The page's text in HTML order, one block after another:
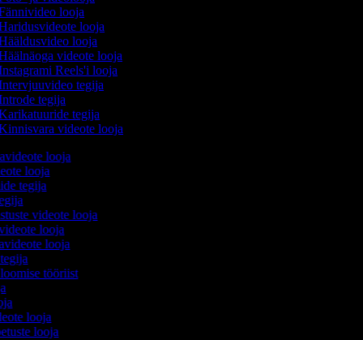
looja
looja
looja
videote looja
Reels'i looja
tegija
tegija
tegija
videote looja
looja
looja
tegija
videote looja
looja
looja
tööriist
looja
looja